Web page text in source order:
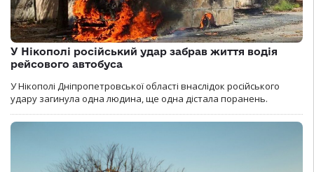
У Нікополі російський удар забрав життя водія
рейсового автобуса
У Нікополі Дніпропетровської області внаслідок російського
удару загинула одна людина, ще одна дістала поранень.